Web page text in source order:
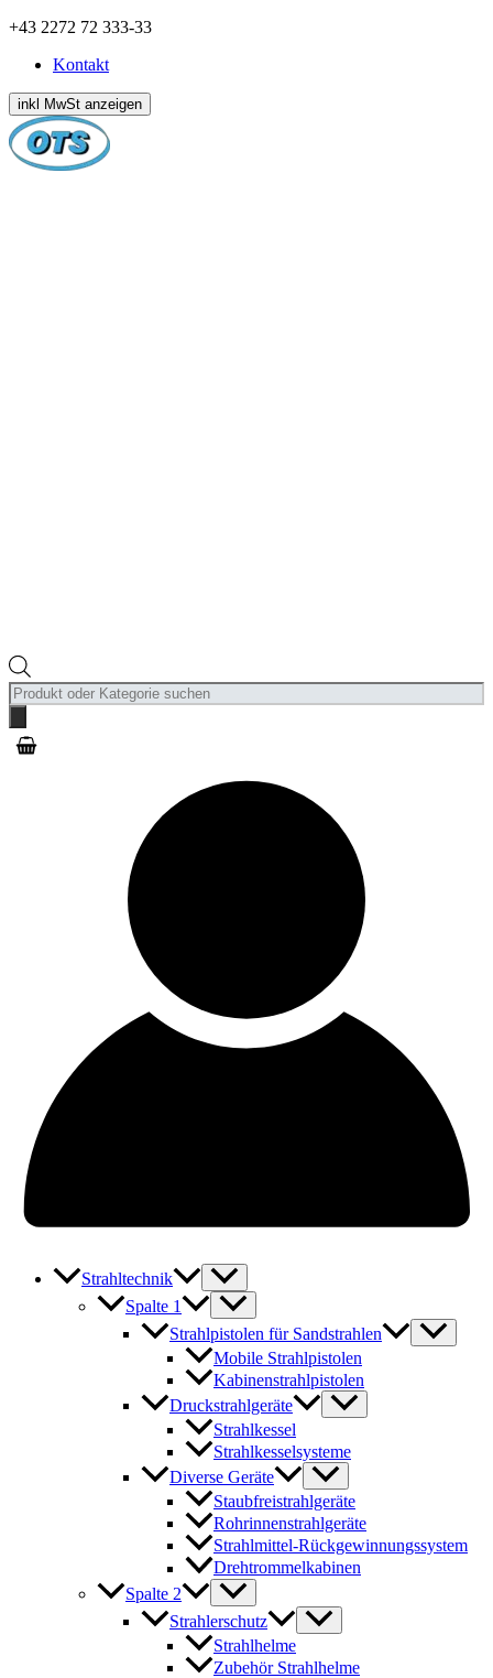
Zum
springen
+43 2272 72 333-33
Kontakt
Products
search
Strahltechnik
Spalte 1
Strahlpistolen für Sandstrahlen
Mobile Strahlpistolen
Kabinenstrahlpistolen
Druckstrahlgeräte
Strahlkessel
Strahlkesselsysteme
Diverse Geräte
Staubfreistrahlgeräte
Rohrinnenstrahlgeräte
Strahlmittel-Rückgewinnungssystem
Drehtrommelkabinen
Spalte 2
Strahlerschutz
Strahlhelme
Zubehör Strahlhelme